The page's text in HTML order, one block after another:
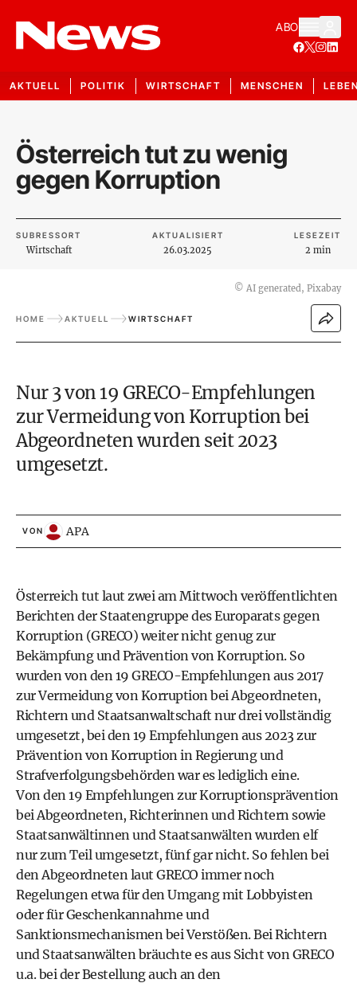
ABO
AKTUELL POLITIK WIRTSCHAFT MENSCHEN
Österreich tut zu wenig
gegen Korruption
SUBRESSORT
Wirtschaft
AKTUALISIERT
26.03.2025
LESEZEIT
2 min
© AI generated, Pixabay
HOME AKTUELL WIRTSCHAFT
Nur 3 von 19 GRECO-Empfehlungen
zur Vermeidung von Korruption bei
Abgeordneten wurden seit 2023
umgesetzt.
VON APA
Österreich tut laut zwei am Mittwoch veröffentlichten
Berichten der Staatengruppe des Europarats gegen
Korruption (GRECO) weiter nicht genug zur
Bekämpfung und Prävention von Korruption. So
wurden von den 19 GRECO-Empfehlungen aus 2017
zur Vermeidung von Korruption bei Abgeordneten,
Richtern und Staatsanwaltschaft nur drei vollständig
umgesetzt, bei den 19 Empfehlungen aus 2023 zur
Prävention von Korruption in Regierung und
Strafverfolgungsbehörden war es lediglich eine.
Von den 19 Empfehlungen zur Korruptionsprävention
bei Abgeordneten, Richterinnen und Richtern sowie
Staatsanwältinnen und Staatsanwälten wurden elf
nur zum Teil umgesetzt, fünf gar nicht. So fehlen bei
den Abgeordneten laut GRECO immer noch
Regelungen etwa für den Umgang mit Lobbyisten
oder für Geschenkannahme und
Sanktionsmechanismen bei Verstößen. Bei Richtern
und Staatsanwälten bräuchte es aus Sicht von GRECO
u.a. bei der Bestellung auch an den